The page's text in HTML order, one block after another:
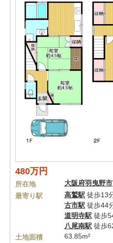
480万円
所在地 大阪府羽曳野市
最寄り駅
高鷲駅 徒歩13
古市駅 徒歩44
道明寺駅 徒歩
八尾南駅 徒歩
土地面積
63.85m²